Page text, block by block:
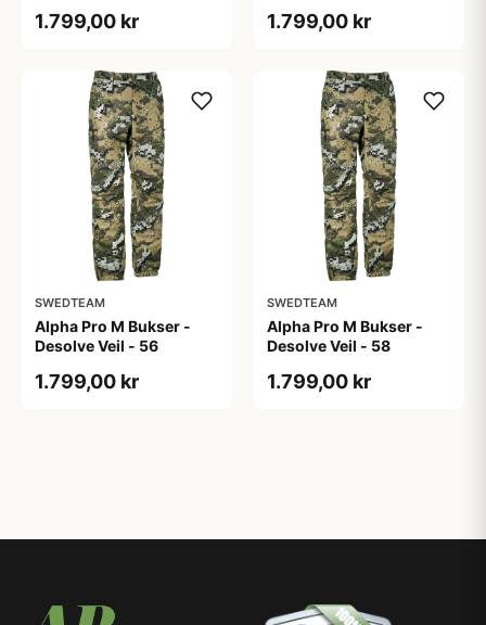
1.799,00 kr 1.799,00 kr
SWEDTEAM
Alpha Pro M Bukser -
Desolve Veil - 56
1.799,00 kr
SWEDTEAM
Alpha Pro M Bukser -
Desolve Veil - 58
1.799,00 kr